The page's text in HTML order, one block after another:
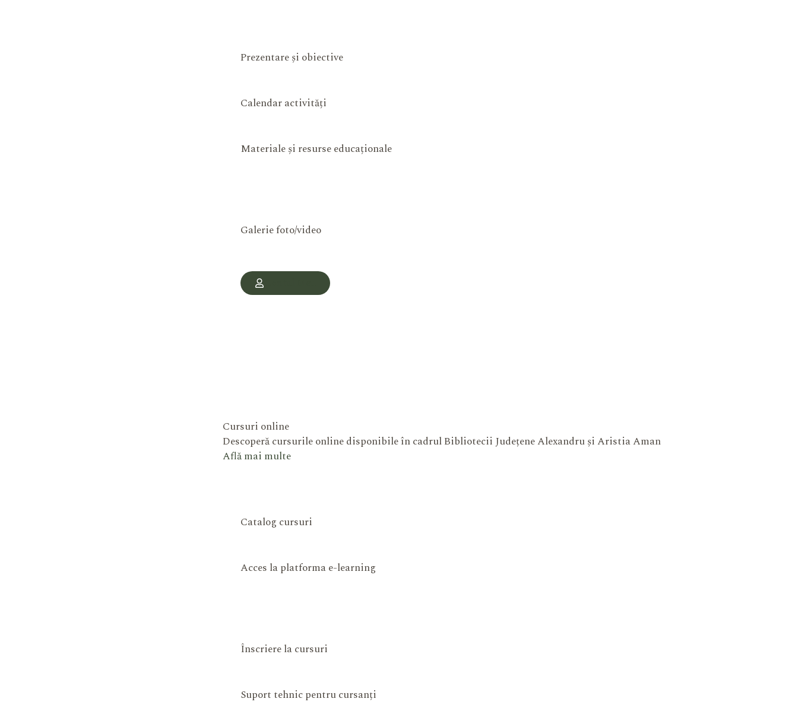
Prezentare și obiective
Calendar activități
Materiale și resurse educaționale
Galerie foto/video
Cursuri online
Descoperă cursurile online disponibile în cadrul Bibliotecii Județene Alexandru și Aristia Aman
Află mai multe
Catalog cursuri
Acces la platforma e-learning
Înscriere la cursuri
Suport tehnic pentru cursanți